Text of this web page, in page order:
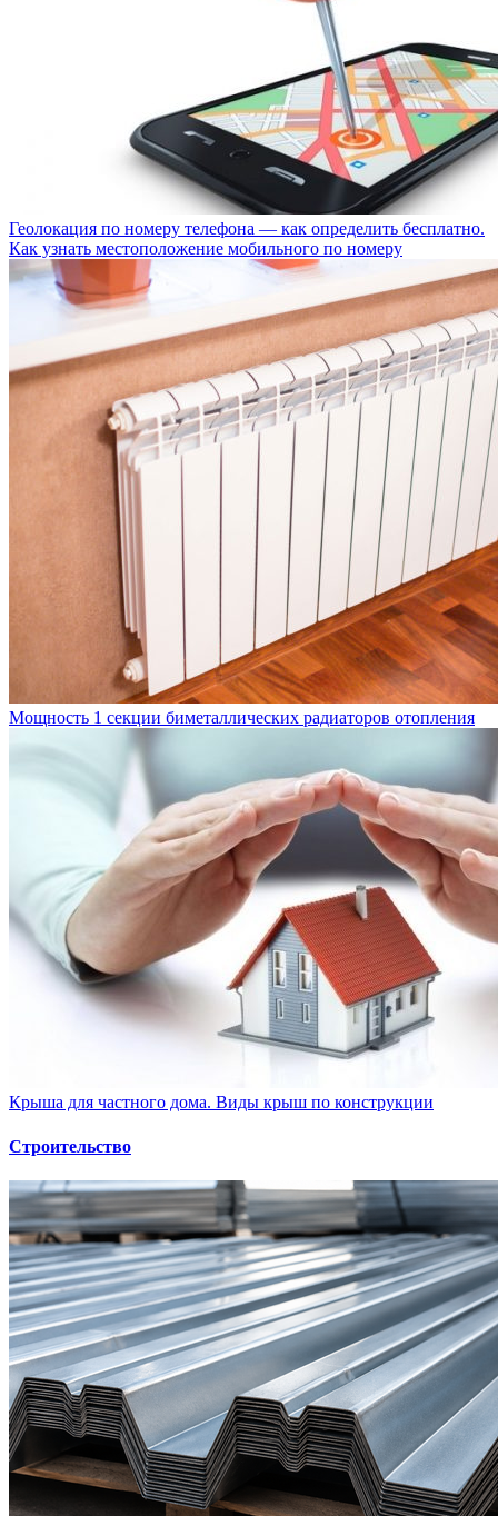
Геолокация по номеру телефона — как определить бесплатно.
Как узнать местоположение мобильного по номеру
Мощность 1 секции биметаллических радиаторов отопления
Крыша для частного дома. Виды крыш по конструкции
Строительство